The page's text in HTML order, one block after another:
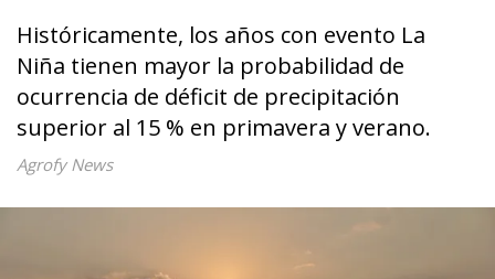
Históricamente, los años con evento La
Niña tienen mayor la probabilidad de
ocurrencia de déficit de precipitación
superior al 15 % en primavera y verano.
Agrofy News